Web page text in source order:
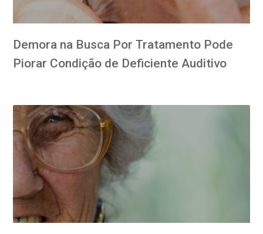
Demora na Busca Por Tratamento Pode
Piorar Condição de Deficiente Auditivo